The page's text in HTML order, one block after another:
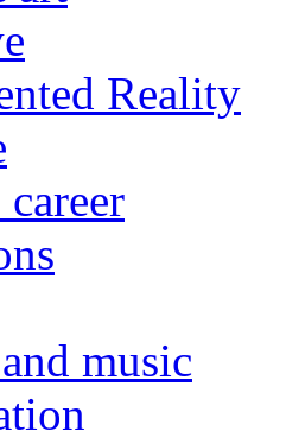
Reality
career
music